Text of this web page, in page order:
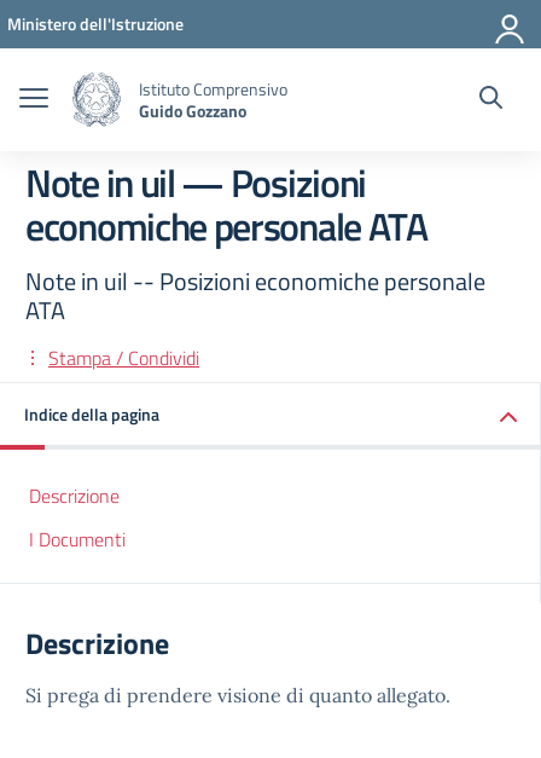
Vai ai contenuti
Vai al menu di navigazione
Vai al footer
Ministero dell'Istruzione
Istituto Comprensivo
Guido Gozzano
Note in uil — Posizioni
economiche personale ATA
Note in uil -- Posizioni economiche personale
ATA
Stampa / Condividi
Indice della pagina
Descrizione
I Documenti
Descrizione
Si prega di prendere visione di quanto allegato.